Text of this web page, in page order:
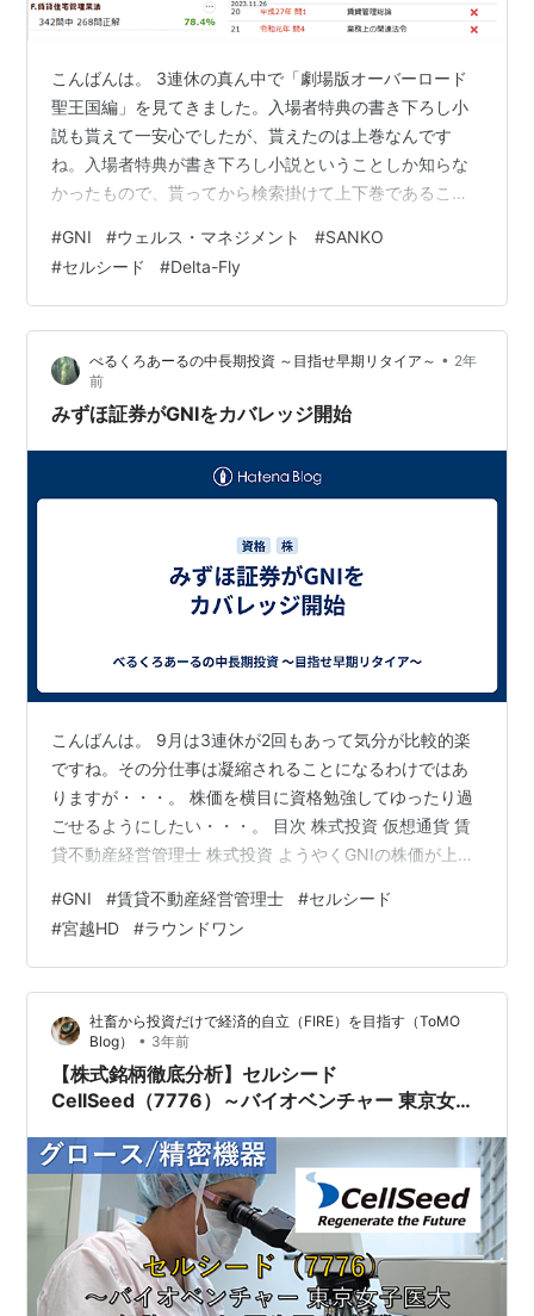
こんばんは。 3連休の真ん中で「劇場版オーバーロード
聖王国編」を見てきました。入場者特典の書き下ろし小
説も貰えて一安心でしたが、貰えたのは上巻なんです
ね。入場者特典が書き下ろし小説ということしか知らな
かったもので、貰ってから検索掛けて上下巻であること
見に行かないといけないようなので、どうしたものか。
上巻はすでに読んでしまったので、続きが気にはなるの
ですが、そんな短期に同じ映画を2回みたいかと言われる
となぁ、という感じでして。前売りは全然混んでなかっ
たので、直前まで考えても大丈夫だと思いますので、あ
と2-3日考えますか。 目次 株主優待 …
#GNI #ウェルス・マネジメント #SANKO
#セルシード #Delta-Fly
べるくろあーるの中長期投資 ～目指せ早期リタイア～ • 2年
前
みずほ証券がGNIをカバレッジ開始
こんばんは。 9月は3連休が2回もあって気分が比較的楽
ですね。その分仕事は凝縮されることになるわけではあ
りますが・・・。 株価を横目に資格勉強してゆったり過
ごせるようにしたい・・・。 目次 株式投資 仮想通貨 賃
貸不動産経営管理士 株式投資 ようやくGNIの株価が上が
以下でチクチク買い増してきた甲斐があるというもので
す。 やっぱり日本の証券会社にカバレッジされるという
のは重要な要素の1つなんですね。 これを皮切りに、9月
のお楽しみがどんどん発表されて行って欲しいと思いま
す。9月中には、新NISAスタートで買った3000円の株価
を越えていっ…
#GNI #賃貸不動産経営管理士 #セルシード
#宮越HD #ラウンドワン
社畜から投資だけで経済的自立（FIRE）を目指す（ToMO
Blog）
• 3年前
【株式銘柄徹底分析】セルシード
CellSeed（7776）～バイオベンチャー 東京女子